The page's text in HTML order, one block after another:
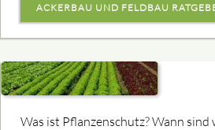
ACKERBAU UND FELDBAU
Was ist Pflanzenschutz? Wann